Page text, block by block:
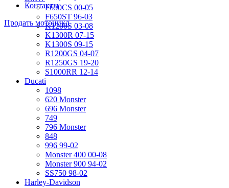
F650CS 00-05
F650ST 96-03
K1200S 03-08
K1300R 07-15
K1300S 09-15
R1200GS 04-07
R1250GS 19-20
S1000RR 12-14
Ducati
1098
620 Monster
696 Monster
749
796 Monster
848
996 99-02
Monster 400 00-08
Monster 900 94-02
SS750 98-02
Harley-Davidson
Контакты
Продать мотоцикл